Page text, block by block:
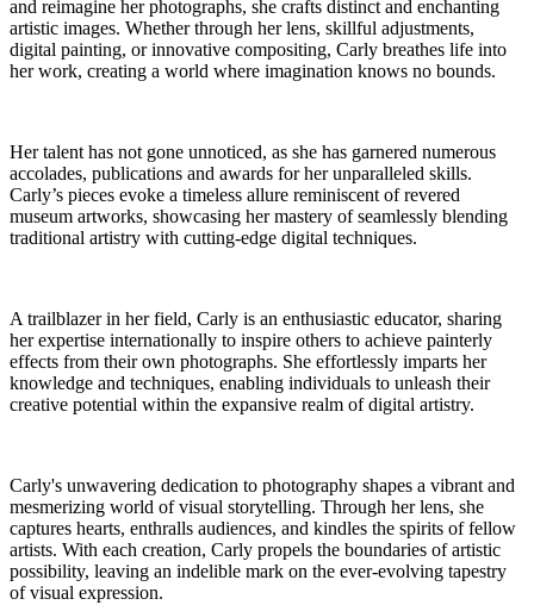
and reimagine her photographs, she crafts distinct and enchanting
artistic images. Whether through her lens, skillful adjustments,
digital painting, or innovative compositing, Carly breathes life into
her work, creating a world where imagination knows no bounds.
Her talent has not gone unnoticed, as she has garnered numerous
accolades, publications and awards for her unparalleled skills.
Carly’s pieces evoke a timeless allure reminiscent of revered
museum artworks, showcasing her mastery of seamlessly blending
traditional artistry with cutting-edge digital techniques.
A trailblazer in her field, Carly is an enthusiastic educator, sharing
her expertise internationally to inspire others to achieve painterly
effects from their own photographs. She effortlessly imparts her
knowledge and techniques, enabling individuals to unleash their
creative potential within the expansive realm of digital artistry.
Carly's unwavering dedication to photography shapes a vibrant and
mesmerizing world of visual storytelling. Through her lens, she
captures hearts, enthralls audiences, and kindles the spirits of fellow
artists. With each creation, Carly propels the boundaries of artistic
possibility, leaving an indelible mark on the ever-evolving tapestry
of visual expression.